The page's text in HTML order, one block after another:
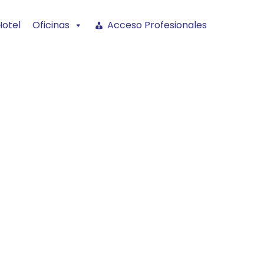
Oficinas Acceso Profesionales